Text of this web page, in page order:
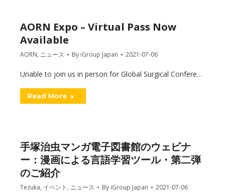
AORN Expo – Virtual Pass Now
Available
AORN, ニュース By iGroup Japan 2021-07-06
Unable to join us in person for Global Surgical Confere…
Read More
手塚治虫マンガ電子図書館のウェビナ
ー：漫画による言語学習ツール・第二弾
のご紹介
Tezuka, イベント , ニュース By iGroup Japan 2021-07-06